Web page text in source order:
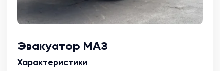
Эвакуатор МАЗ
Характеристики